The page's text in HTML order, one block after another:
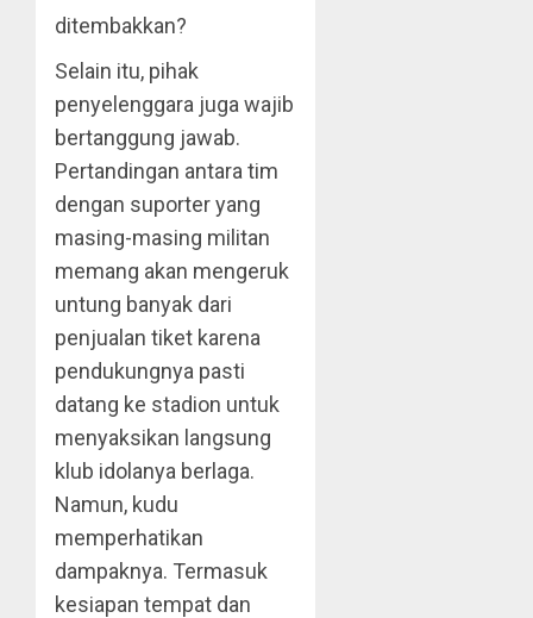
ditembakkan?
Selain itu, pihak
penyelenggara juga wajib
bertanggung jawab.
Pertandingan antara tim
dengan suporter yang
masing-masing militan
memang akan mengeruk
untung banyak dari
penjualan tiket karena
pendukungnya pasti
datang ke stadion untuk
menyaksikan langsung
klub idolanya berlaga.
Namun, kudu
memperhatikan
dampaknya. Termasuk
kesiapan tempat dan